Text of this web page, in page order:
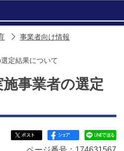
事業者向け情報
定結果について
事業者の選定